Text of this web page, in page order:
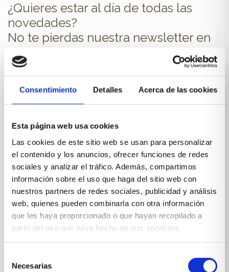
Consentimiento Detalles Acerca de las cookies
Esta página web usa cookies
Las cookies de este sitio web se usan para personalizar
el contenido y los anuncios, ofrecer funciones de redes
sociales y analizar el tráfico. Además, compartimos
información sobre el uso que haga del sitio web con
nuestros partners de redes sociales, publicidad y análisis
web, quienes pueden combinarla con otra información
que les haya proporcionado o que hayan recopilado a
partir del uso que haya hecho de sus servicios.
Necesarias
¿Quieres estar al día de todas las
novedades?
No te pierdas nuestra newsletter en
tu correo.
*Suscribiéndote aceptas nuestrapolítica de privacidad